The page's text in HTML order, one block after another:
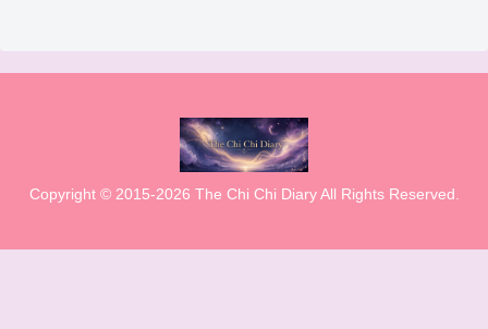
Copyright © 2015-2026 The Chi Chi Diary All Rights Reserved.